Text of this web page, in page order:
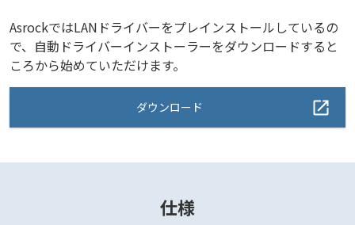
AsrockではLANドライバーをプレインストールしているの
で、自動ドライバーインストーラーをダウンロードすると
ころから始めていただけます。
ダウンロード
仕様